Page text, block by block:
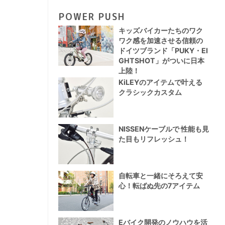
POWER PUSH
キッズバイカーたちのワク
ワク感を加速させる信頼の
ドイツブランド「PUKY・EI
GHTSHOT」がついに日本
上陸！
KiLEYのアイテムで叶える
クラシックカスタム
NISSENケーブルで 性能も見
た目もリフレッシュ！
自転車と一緒にそろえて安
心！転ばぬ先の7アイテム
Eバイク開発のノウハウを活